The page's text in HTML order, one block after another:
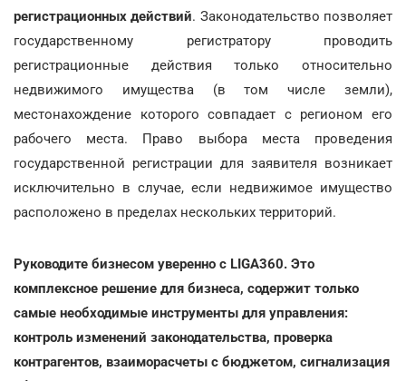
регистрационных действий. Законодательство позволяет
государственному регистратору проводить
регистрационные действия только относительно
недвижимого имущества (в том числе земли),
местонахождение которого совпадает с регионом его
рабочего места. Право выбора места проведения
государственной регистрации для заявителя возникает
исключительно в случае, если недвижимое имущество
расположено в пределах нескольких территорий.
Руководите бизнесом уверенно с LIGA360. Это
комплексное решение для бизнеса, содержит только
самые необходимые инструменты для управления:
контроль изменений законодательства, проверка
контрагентов, взаиморасчеты с бюджетом, сигнализация